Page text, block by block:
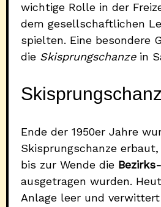
wichtige Rolle in der
dem gesellschaftlichen
spielten. Eine besondere
die Skisprungschanzein
Ende der 1950er Jahre
Skisprungschanze
bis zur Wende die
ausgetragen wurden.
Anlage leer und